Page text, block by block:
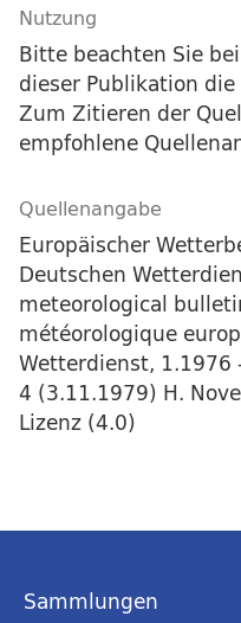
Nutzung
Bitte beachten Sie
dieser Publikation
Zum Zitieren der
empfohlene
Quellenangabe
Europäischer
Deutschen
meteorological
météorologique
Wetterdienst, 1.1976
4 (3.11.1979) H.
Lizenz (4.0)
Sammlungen